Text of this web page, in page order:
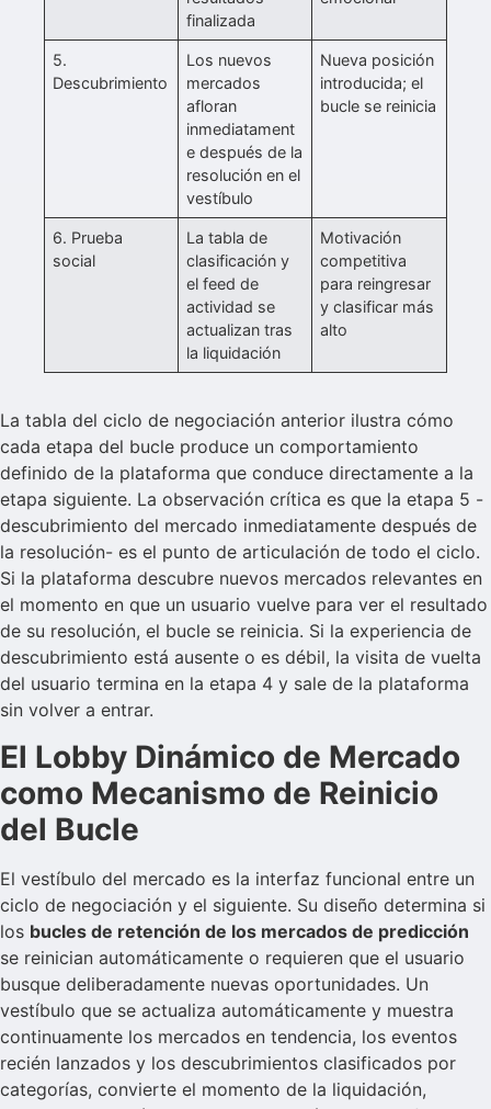
finalizada
5.
Descubrimiento
Los nuevos
mercados
afloran
inmediatament
e después de la
resolución en el
vestíbulo
Nueva posición
introducida; el
bucle se reinicia
6. Prueba
social
La tabla de
clasificación y
el feed de
actividad se
actualizan tras
la liquidación
Motivación
competitiva
para reingresar
y clasificar más
alto
La tabla del ciclo de negociación anterior ilustra cómo
cada etapa del bucle produce un comportamiento
definido de la plataforma que conduce directamente a la
etapa siguiente. La observación crítica es que la etapa 5 -
descubrimiento del mercado inmediatamente después de
la resolución- es el punto de articulación de todo el ciclo.
Si la plataforma descubre nuevos mercados relevantes en
el momento en que un usuario vuelve para ver el resultado
de su resolución, el bucle se reinicia. Si la experiencia de
descubrimiento está ausente o es débil, la visita de vuelta
del usuario termina en la etapa 4 y sale de la plataforma
sin volver a entrar.
El Lobby Dinámico de Mercado
como Mecanismo de Reinicio
del Bucle
El vestíbulo del mercado es la interfaz funcional entre un
ciclo de negociación y el siguiente. Su diseño determina si
los bucles de retención de los mercados de predicción
se reinician automáticamente o requieren que el usuario
busque deliberadamente nuevas oportunidades. Un
vestíbulo que se actualiza automáticamente y muestra
continuamente los mercados en tendencia, los eventos
recién lanzados y los descubrimientos clasificados por
categorías, convierte el momento de la liquidación,